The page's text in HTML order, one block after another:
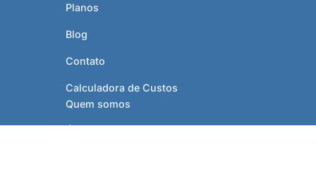
Planos
Blog
Contato
Calculadora de Custos
Quem somos